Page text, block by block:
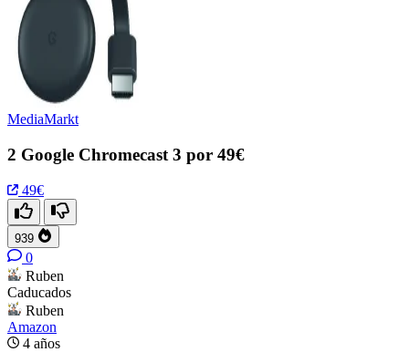
MediaMarkt
2 Google Chromecast 3 por 49€
49€
939
0
Ruben
Caducados
Ruben
Amazon
4 años